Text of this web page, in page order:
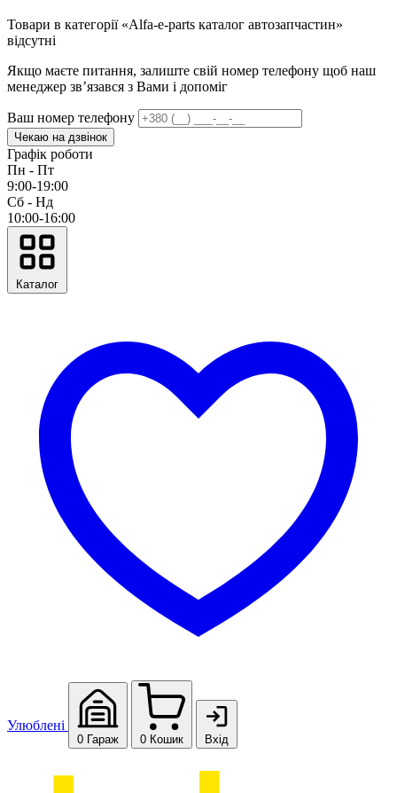
Товари в категорії «Alfa-e-parts каталог автозапчастин»
відсутні
Якщо маєте питання, залиште свій номер телефону щоб наш
менеджер звʼязався з Вами і допоміг
Ваш номер телефону
Чекаю на дзвінок
Графік роботи
Пн - Пт
9:00-19:00
Сб - Нд
10:00-16:00
Каталог
Улюблені
0 Гараж 0 Кошик Вхід